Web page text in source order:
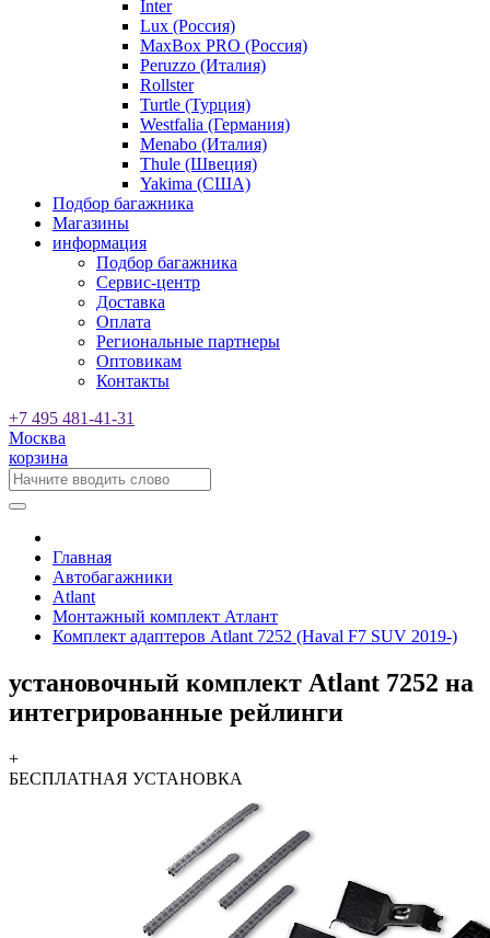
Inter
Lux (Россия)
MaxBox PRO (Россия)
Peruzzo (Италия)
Rollster
Turtle (Турция)
Westfalia (Германия)
Menabo (Италия)
Thule (Швеция)
Yakima (США)
Подбор багажника
Магазины
информация
Подбор багажника
Сервис-центр
Доставка
Оплата
Региональные партнеры
Оптовикам
Контакты
+7 495 481-41-31
Москва
корзина
Главная
Автобагажники
Atlant
Монтажный комплект Атлант
Комплект адаптеров Atlant 7252 (Haval F7 SUV 2019-)
установочный комплект Atlant 7252 на
интегрированные рейлинги
+
БЕСПЛАТНАЯ УСТАНОВКА